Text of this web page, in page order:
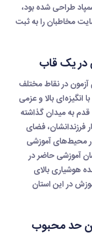
طراحی شده بود،
را به ثبت
یک قاب
در نقاط مختلف
بالا و عزمی
میدان گذاشته
فضای
آموزشی
حاضر در
بالای
این استان
حد محبوب